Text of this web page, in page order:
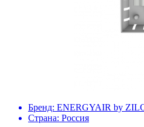
Бренд: ENERGYAIR by
Страна: Россия